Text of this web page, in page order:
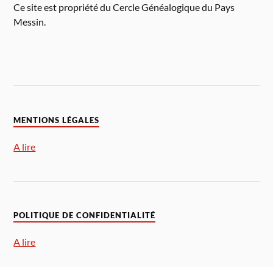
Ce site est propriété du Cercle Généalogique du Pays
Messin.
MENTIONS LÉGALES
A lire
POLITIQUE DE CONFIDENTIALITÉ
A lire